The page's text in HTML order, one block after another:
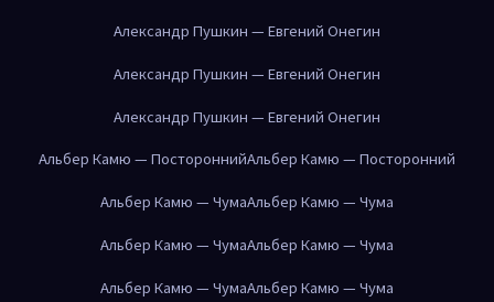
Александр Пушкин — Евгений Онегин
Александр Пушкин — Евгений Онегин
Александр Пушкин — Евгений Онегин
Альбер Камю — ПостороннийАльбер Камю — Посторонний
Альбер Камю — ЧумаАльбер Камю — Чума
Альбер Камю — ЧумаАльбер Камю — Чума
Альбер Камю — ЧумаАльбер Камю — Чума